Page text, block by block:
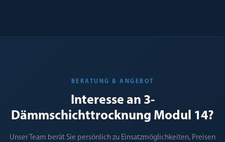
BERATUNG & ANGEBOT
Interesse an 3-
Dämmschichttrocknung Modul 14?
Unser Team berät Sie persönlich zu Einsatzmöglichkeiten, Preisen